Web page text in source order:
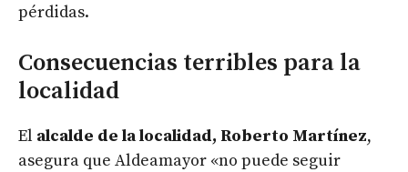
pérdidas.
Consecuencias terribles para la
localidad
El alcalde de la localidad, Roberto Martínez,
asegura que Aldeamayor «no puede seguir